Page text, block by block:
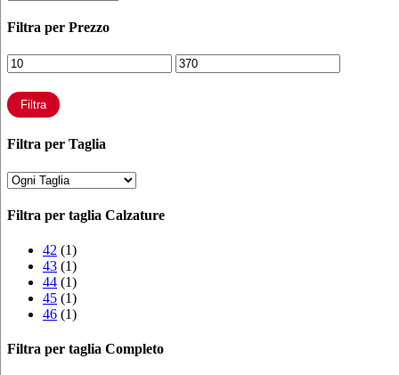
Filtra per Prezzo
Prezzo
Min
Prezzo
Max
Filtra
Filtra per Taglia
Filtra per taglia Calzature
42 (1)
43 (1)
44 (1)
45 (1)
46 (1)
Filtra per taglia Completo